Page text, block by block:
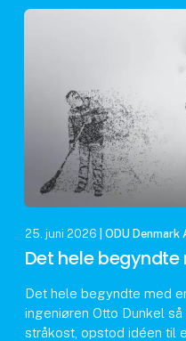
25. juni 2026 | ODU Denmark
Det hele begyndte
Det hele begyndte med
ingeniøren Otto Dunkel
stråkost, opstod idéen til